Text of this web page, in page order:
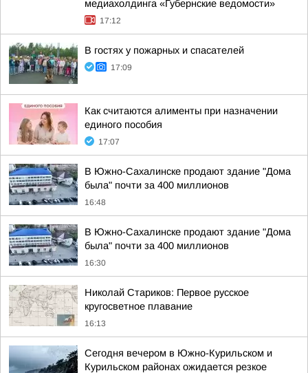
медиахолдинга «Губернские ведомости»
17:12
В гостях у пожарных и спасателей
17:09
Как считаются алименты при назначении
единого пособия
17:07
В Южно-Сахалинске продают здание "Дома
была" почти за 400 миллионов
16:48
В Южно-Сахалинске продают здание "Дома
была" почти за 400 миллионов
16:30
Николай Стариков: Первое русское
кругосветное плавание
16:13
Сегодня вечером в Южно-Курильском и
Курильском районах ожидается резкое